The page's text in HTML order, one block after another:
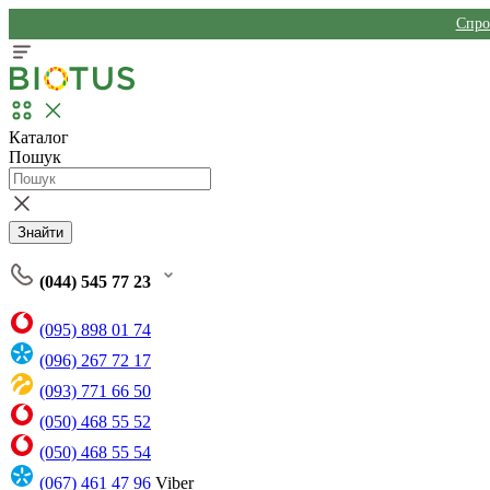
Каталог
Пошук
Знайти
(044) 545 77 23
(095) 898 01 74
(096) 267 72 17
(093) 771 66 50
(050) 468 55 52
(050) 468 55 54
(067) 461 47 96 Viber